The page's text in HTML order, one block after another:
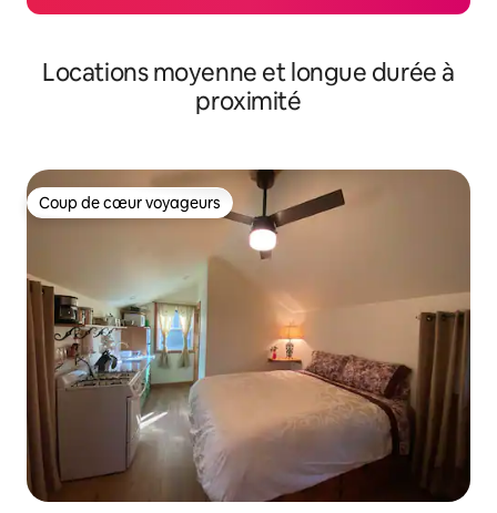
Locations moyenne et longue durée à
proximité
Coup de cœur voyageurs
Coup de cœur voyageurs